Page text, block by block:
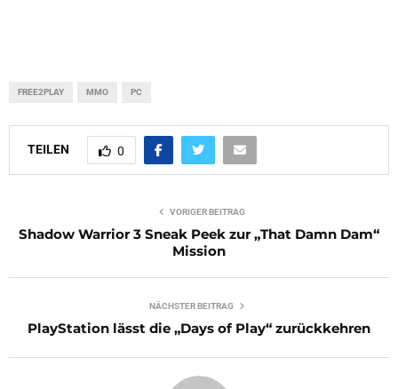
FREE2PLAY MMO PC
TEILEN 0
VORIGER BEITRAG
Shadow Warrior 3 Sneak Peek zur „That Damn Dam“
Mission
NÄCHSTER BEITRAG
PlayStation lässt die „Days of Play“ zurückkehren